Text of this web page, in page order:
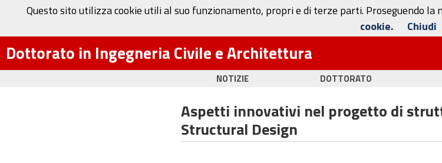
Dottorato in Ingegneria Civile e Architettura
NOTIZIE DOTTORATO
Aspetti innovativi nel progetto di
Structural Design
Questo sito utilizza cookie utili al suo funzionamento, propri e di terze parti. Proseguendo la
cookie.
Chiudi